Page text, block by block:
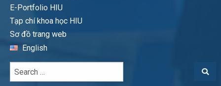
E-Portfolio HIU
Tạp chí khoa học HIU
Sơ đồ trang web
English